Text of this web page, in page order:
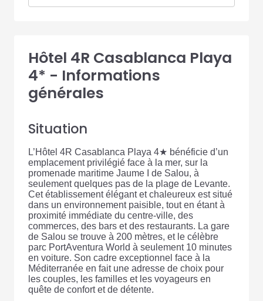
Hôtel 4R Casablanca Playa
4* - Informations
générales
Situation
L’Hôtel 4R Casablanca Playa 4★ bénéficie d’un
emplacement privilégié face à la mer, sur la
promenade maritime Jaume I de Salou, à
seulement quelques pas de la plage de Levante.
Cet établissement élégant et chaleureux est situé
dans un environnement paisible, tout en étant à
proximité immédiate du centre-ville, des
commerces, des bars et des restaurants. La gare
de Salou se trouve à 200 mètres, et le célèbre
parc PortAventura World à seulement 10 minutes
en voiture. Son cadre exceptionnel face à la
Méditerranée en fait une adresse de choix pour
les couples, les familles et les voyageurs en
quête de confort et de détente.